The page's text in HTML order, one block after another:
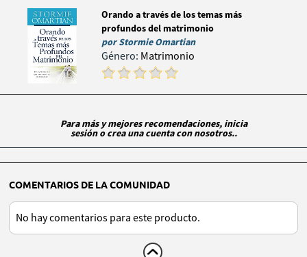
Orando a través de los temas más
profundos del matrimonio
porStormie Omartian
Género: Matrimonio
Para más y mejores recomendaciones, inicia
sesión o crea una cuenta con nosotros..
COMENTARIOS DE LA COMUNIDAD
No hay comentarios para este producto.